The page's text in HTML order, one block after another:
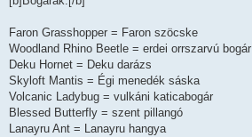
Faron Grasshopper = Faron szöcske
Woodland Rhino Beetle = erdei orrszarvú bogár
Deku Hornet = Deku darázs
Skyloft Mantis = Égi menedék sáska
Volcanic Ladybug = vulkáni katicabogár
Blessed Butterfly = szent pillangó
Lanayru Ant = Lanayru hangya